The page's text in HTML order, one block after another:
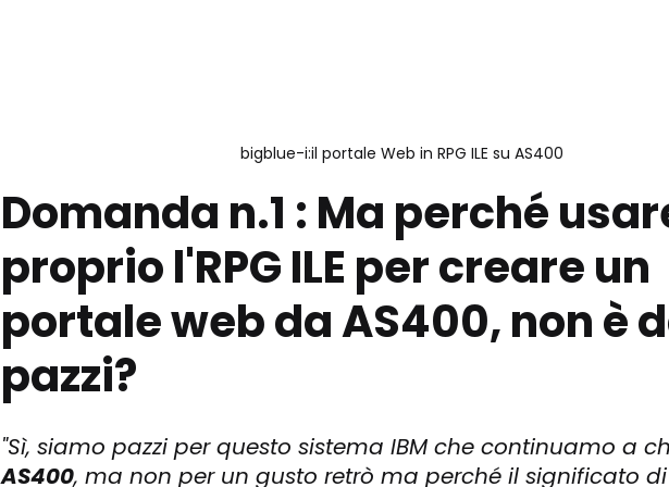
bigblue-i:il portale Web in RPG ILE su AS400
Domanda n.1 : Ma perché
proprio l'RPG ILE per creare un
portale web da AS400, non è
pazzi?
"Sì, siamo pazzi per questo sistema IBM che continuamo a
AS400, ma non per un gusto retrò ma perché il significato